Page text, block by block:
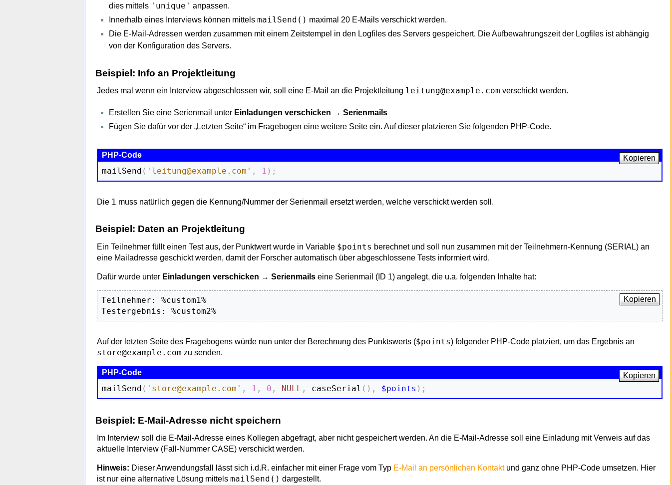
dies mittels 'unique' anpassen.
Innerhalb eines Interviews können mittels mailSend() maximal 20 E-Mails verschickt werden.
Die E-Mail-Adressen werden zusammen mit einem Zeitstempel in den Logfiles des Servers gespeichert. Die Aufbewahrungszeit der Logfiles ist abhängig
von der Konfiguration des Servers.
Beispiel: Info an Projektleitung
Jedes mal wenn ein Interview abgeschlossen wir, soll eine E-Mail an die Projektleitung leitung@example.com verschickt werden.
Erstellen Sie eine Serienmail unter Einladungen verschicken → Serienmails
Fügen Sie dafür vor der „Letzten Seite“ im Fragebogen eine weitere Seite ein. Auf dieser platzieren Sie folgenden PHP-Code.
mailSend ( 'leitung@example.com' , 1 ) ;
Kopieren
Die 1 muss natürlich gegen die Kennung/Nummer der Serienmail ersetzt werden, welche verschickt werden soll.
Beispiel: Daten an Projektleitung
Ein Teilnehmer füllt einen Test aus, der Punktwert wurde in Variable $points berechnet und soll nun zusammen mit der Teilnehmern-Kennung (SERIAL) an
eine Mailadresse geschickt werden, damit der Forscher automatisch über abgeschlossene Tests informiert wird.
Dafür wurde unter Einladungen verschicken → Serienmails eine Serienmail (ID 1) angelegt, die u.a. folgenden Inhalte hat:
Teilnehmer: %custom1%
Testergebnis: %custom2%
Kopieren
Auf der letzten Seite des Fragebogens würde nun unter der Berechnung des Punktswerts ($points) folgender PHP-Code platziert, um das Ergebnis an
store@example.com zu senden.
mailSend ( 'store@example.com' , 1 , 0 , NULL , caseSerial ( ) , $points ) ;
Kopieren
Beispiel: E-Mail-Adresse nicht speichern
Im Interview soll die E-Mail-Adresse eines Kollegen abgefragt, aber nicht gespeichert werden. An die E-Mail-Adresse soll eine Einladung mit Verweis auf das
aktuelle Interview (Fall-Nummer CASE) verschickt werden.
Hinweis: Dieser Anwendungsfall lässt sich i.d.R. einfacher mit einer Frage vom Typ E-Mail an persönlichen Kontaktund ganz ohne PHP-Code umsetzen. Hier
ist nur eine alternative Lösung mittels mailSend() dargestellt.